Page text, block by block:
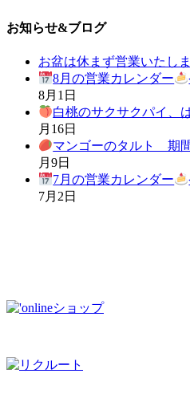
お知らせ&ブログ
お盆は休まず営業いたしま
8月の営業カレンダー
8月1日
白桃のサクサクパイ、
月16日
マンゴーのタルト 期
月9日
7月の営業カレンダー
7月2日